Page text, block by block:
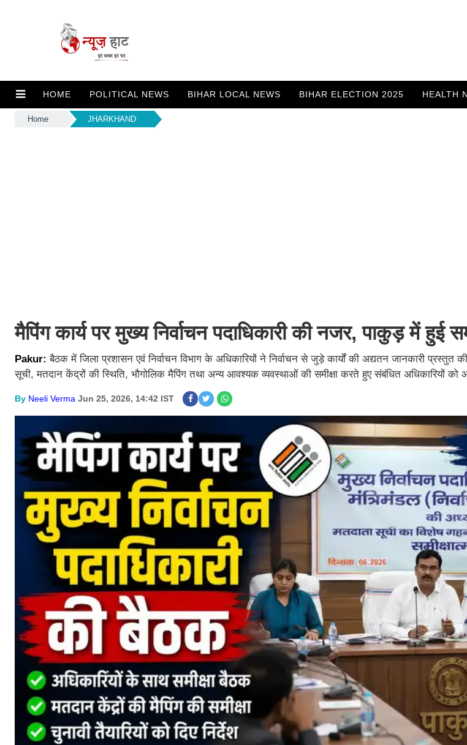
HOME POLITICAL NEWS BIHAR LOCAL NEWS BIHAR ELECTION 2025 HEALTH
Home JHARKHAND
मैपिंग कार्य पर मुख्य निर्वाचन पदाधिकारी की नजर, पाकुड़ में हुई
Pakur:बैठक में जिला प्रशासन एवं निर्वाचन विभाग के अधिकारियों ने निर्वाचन से जुड़े कार्यों की अद्यतन जानकारी प्रस्तुत
सूची, मतदान केंद्रों की स्थिति, भौगोलिक मैपिंग तथा अन्य आवश्यक व्यवस्थाओं की समीक्षा करते हुए संबंधित अधिकारियों को
By Neeli Verma Jun 25, 2026, 14:42 IST